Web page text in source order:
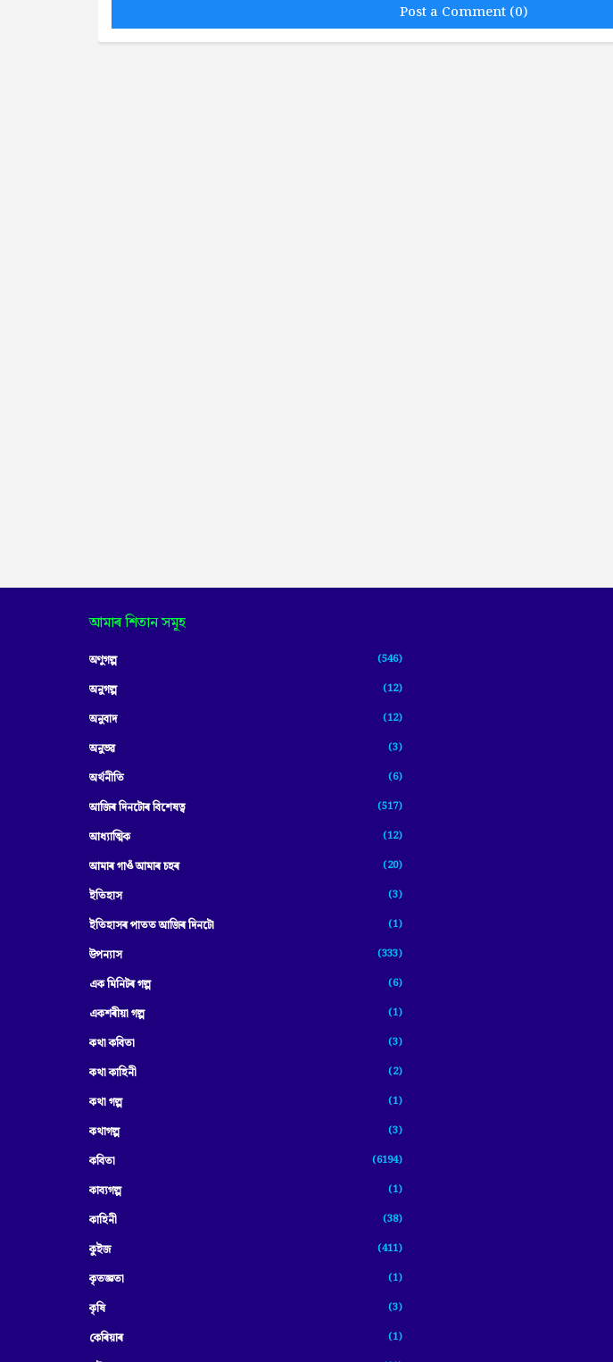
Post a Comment (0)
আমাৰ শিতান সমূহ
অণুগল্প (546)
অনুগল্প (12)
অনুবাদ (12)
অনুভৱ (3)
অৰ্থনীতি (6)
আজিৰ দিনটোৰ বিশেষত্ব (517)
আধ্যাত্মিক (12)
আমাৰ গাওঁ আমাৰ চহৰ (20)
ইতিহাস (3)
ইতিহাসৰ পাতত আজিৰ দিনটো (1)
উপন্যাস (333)
এক মিনিটৰ গল্প (6)
একশৰীয়া গল্প (1)
কথা কবিতা (3)
কথা কাহিনী (2)
কথা গল্প (1)
কথাগল্প (3)
কবিতা (6194)
কাব্যগল্প (1)
কাহিনী (38)
কুইজ (411)
কৃতজ্ঞতা (1)
কৃষি (3)
কেৰিয়াৰ (1)